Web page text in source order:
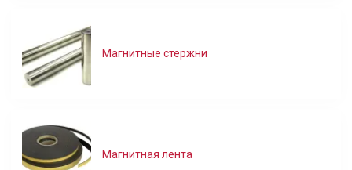
Магнитные стержни
Магнитная лента